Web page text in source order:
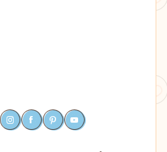
YOUTUBEINSTAGRAMFACEBOOKPINTEREST